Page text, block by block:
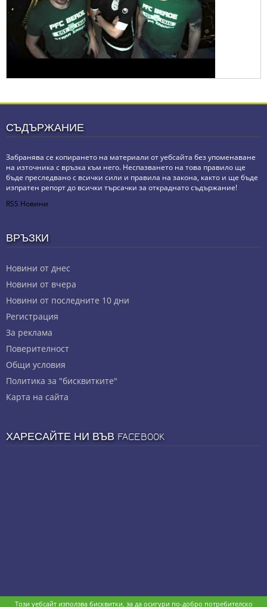
СЪДЪРЖАНИЕ
Забранява се копирането на материали от уебсайта без упоменаване
на източника с връзка към него. Неспазването на това правило ще
бъде преследвано с всички сили и правила на закона, както и ще бъде
изпратен репорт до всички търсачки за откраднато съдържание!
RSS Новини
ВРЪЗКИ
Новини от днес
Новини от вчера
Новини от последните 10 дни
Регистрация
За реклама
Πoвepитeлнocт
Общи условия
Политика за "бисквитките"
Карта на сайта
ХАРЕСАЙТЕ НИ ВЪВ FACEBOOK
Този уебсайт използва бисквитки, за да осигури по-добро потребителско